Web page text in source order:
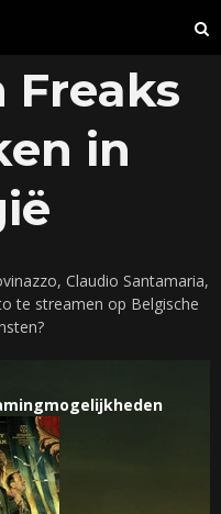
Freaks
in
Claudio Santamaria,
te streamen op Belgische